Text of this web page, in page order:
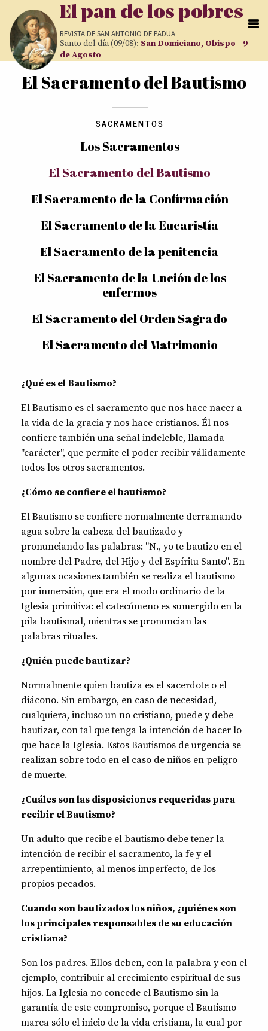
Pasar al contenido principal
El pan de los pobres
REVISTA DESAN ANTONIO DE PADUA
Santo del día (09/08): San Domiciano, Obispo - 9
de Agosto
Usted está aquí
El Sacramento del Bautismo
SACRAMENTOS
Los Sacramentos
El Sacramento del Bautismo
El Sacramento de la Confirmación
El Sacramento de la Eucaristía
El Sacramento de la penitencia
El Sacramento de la Unción de los
enfermos
El Sacramento del Orden Sagrado
El Sacramento del Matrimonio
¿Qué es el Bautismo?
El Bautismo es el sacramento que nos hace nacer a
la vida de la gracia y nos hace cristianos. Él nos
confiere también una señal indeleble, llamada
"carácter", que permite el poder recibir válidamente
todos los otros sacramentos.
¿Cómo se confiere el bautismo?
El Bautismo se confiere normalmente derramando
agua sobre la cabeza del bautizado y
pronunciando las palabras: "N., yo te bautizo en el
nombre del Padre, del Hijo y del Espíritu Santo". En
algunas ocasiones también se realiza el bautismo
por inmersión, que era el modo ordinario de la
Iglesia primitiva: el catecúmeno es sumergido en la
pila bautismal, mientras se pronuncian las
palabras rituales.
¿Quién puede bautizar?
Normalmente quien bautiza es el sacerdote o el
diácono. Sin embargo, en caso de necesidad,
cualquiera, incluso un no cristiano, puede y debe
bautizar, con tal que tenga la intención de hacer lo
que hace la Iglesia. Estos Bautismos de urgencia se
realizan sobre todo en el caso de niños en peligro
de muerte.
¿Cuáles son las disposiciones requeridas para
recibir el Bautismo?
Un adulto que recibe el bautismo debe tener la
intención de recibir el sacramento, la fe y el
arrepentimiento, al menos imperfecto, de los
propios pecados.
Cuando son bautizados los niños, ¿quiénes son
los principales responsables de su educación
cristiana?
Son los padres. Ellos deben, con la palabra y con el
ejemplo, contribuir al crecimiento espiritual de sus
hijos. La Iglesia no concede el Bautismo sin la
garantía de este compromiso, porque el Bautismo
marca sólo el inicio de la vida cristiana, la cual por